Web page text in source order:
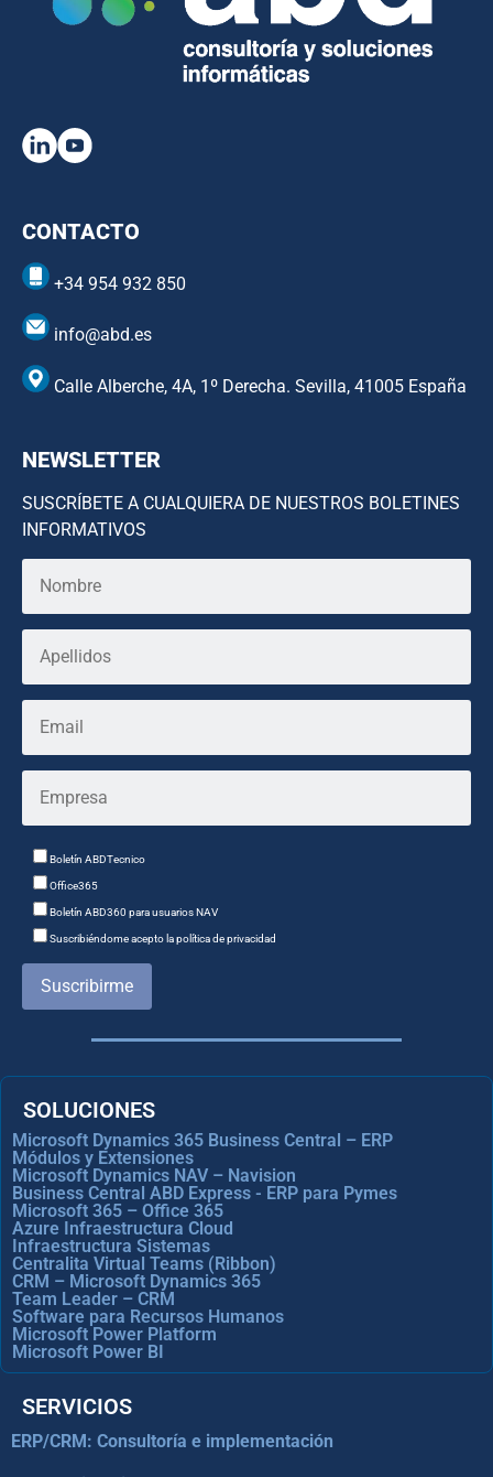
CONTACTO
+34 954 932 850
info@abd.es
Calle Alberche, 4A, 1º Derecha. Sevilla, 41005 España
NEWSLETTER
SUSCRÍBETE A CUALQUIERA DE NUESTROS BOLETINES
INFORMATIVOS
Boletín ABDTecnico
Office365
Boletín ABD360 para usuarios NAV
Suscribiéndome acepto la política de privacidad
Suscribirme
SOLUCIONES
Microsoft Dynamics 365 Business Central – ERP
Módulos y Extensiones
Microsoft Dynamics NAV – Navision
Business Central ABD Express - ERP para Pymes
Microsoft 365 – Office 365
Azure Infraestructura Cloud
Infraestructura Sistemas
Centralita Virtual Teams (Ribbon)
CRM – Microsoft Dynamics 365
Team Leader – CRM
Software para Recursos Humanos
Microsoft Power Platform
Microsoft Power BI
SERVICIOS
ERP/CRM: Consultoría e implementación